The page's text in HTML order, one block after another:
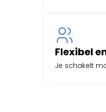
Flexibel
Je schakelt